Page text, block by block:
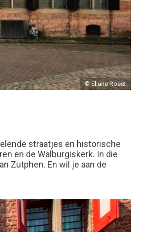
© Eliane Roest
straatjes en historische
en de Walburgiskerk. In die
Zutphen. En wil je aan de